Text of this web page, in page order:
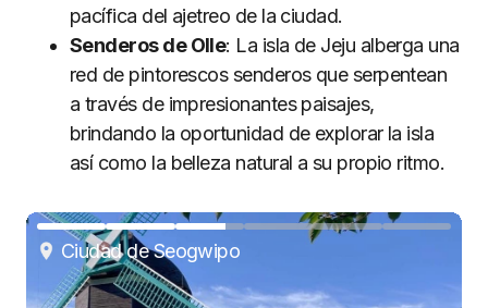
pacífica del ajetreo de la ciudad.
Senderos de Olle: La isla de Jeju alberga una
red de pintorescos senderos que serpentean
a través de impresionantes paisajes,
brindando la oportunidad de explorar la isla
así como la belleza natural a su propio ritmo.
Ciudad de Seogwipo
Ciudad de Seogwipo